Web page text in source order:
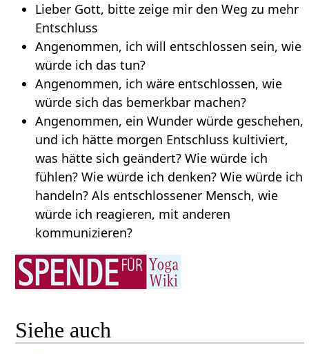
Lieber Gott, bitte zeige mir den Weg zu mehr
Entschluss
Angenommen, ich will entschlossen sein, wie
würde ich das tun?
Angenommen, ich wäre entschlossen, wie
würde sich das bemerkbar machen?
Angenommen, ein Wunder würde geschehen,
und ich hätte morgen Entschluss kultiviert,
was hätte sich geändert? Wie würde ich
fühlen? Wie würde ich denken? Wie würde ich
handeln? Als entschlossener Mensch, wie
würde ich reagieren, mit anderen
kommunizieren?
Siehe auch